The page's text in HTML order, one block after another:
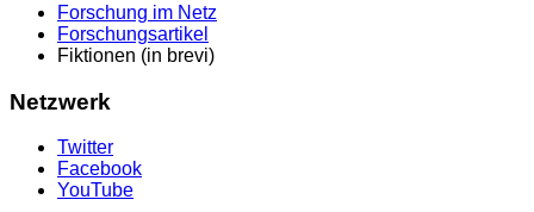
Forschung im Netz
Forschungsartikel
Fiktionen (in brevi)
Netzwerk
Twitter
Facebook
YouTube